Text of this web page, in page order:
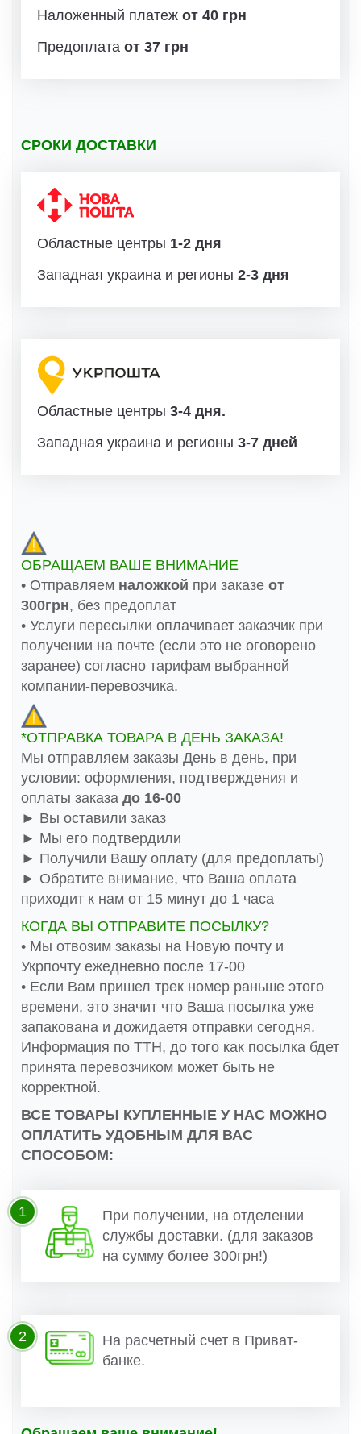
Наложенный платеж от 40 грн
Предоплата от 37 грн
СРОКИ ДОСТАВКИ
Областные центры 1-2 дня
Западная украина и регионы 2-3 дня
Областные центры 3-4 дня.
Западная украина и регионы 3-7 дней
ОБРАЩАЕМ ВАШЕ ВНИМАНИЕ
• Отправляем наложкой при заказе от
300грн, без предоплат
• Услуги пересылки оплачивает заказчик при
получении на почте (если это не оговорено
заранее) согласно тарифам выбранной
компании-перевозчика.
*ОТПРАВКА ТОВАРА В ДЕНЬ ЗАКАЗА!
Мы отправляем заказы День в день, при
условии: оформления, подтверждения и
оплаты заказа до 16-00
► Вы оставили заказ
► Мы его подтвердили
► Получили Вашу оплату (для предоплаты)
► Обратите внимание, что Ваша оплата
приходит к нам от 15 минут до 1 часа
КОГДА ВЫ ОТПРАВИТЕ ПОСЫЛКУ?
• Мы отвозим заказы на Новую почту и
Укрпочту ежедневно после 17-00
• Если Вам пришел трек номер раньше этого
времени, это значит что Ваша посылка уже
запакована и дожидаетя отправки сегодня.
Информация по ТТН, до того как посылка бдет
принята перевозчиком может быть не
корректной.
ВСЕ ТОВАРЫ КУПЛЕННЫЕ У НАС МОЖНО
ОПЛАТИТЬ УДОБНЫМ ДЛЯ ВАС
СПОСОБОМ:
При получении, на отделении
службы доставки. (для заказов
на сумму более 300грн!)
1
На расчетный счет в Приват-
банке.
2